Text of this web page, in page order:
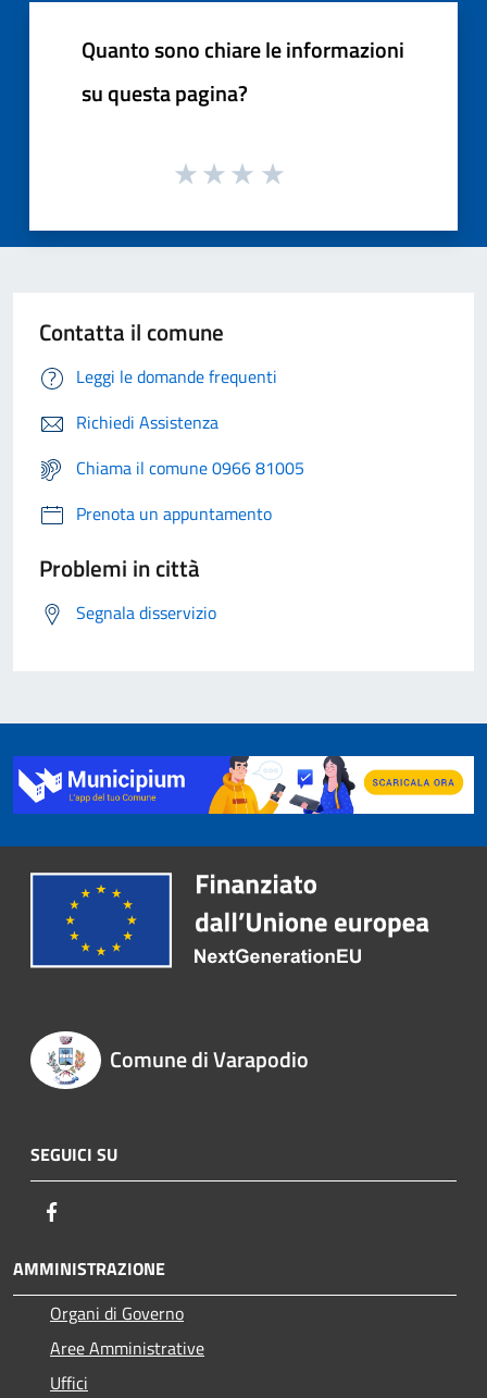
Quanto sono chiare le informazioni
su questa pagina?
Contatta il comune
Leggi le domande frequenti
Richiedi Assistenza
Chiama il comune 0966 81005
Prenota un appuntamento
Problemi in città
Segnala disservizio
Comune di Varapodio
SEGUICI SU
AMMINISTRAZIONE
Organi di Governo
Aree Amministrative
Uffici